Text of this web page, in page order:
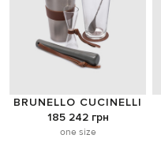
BRUNELLO CUCINELLI
185 242 грн
one size